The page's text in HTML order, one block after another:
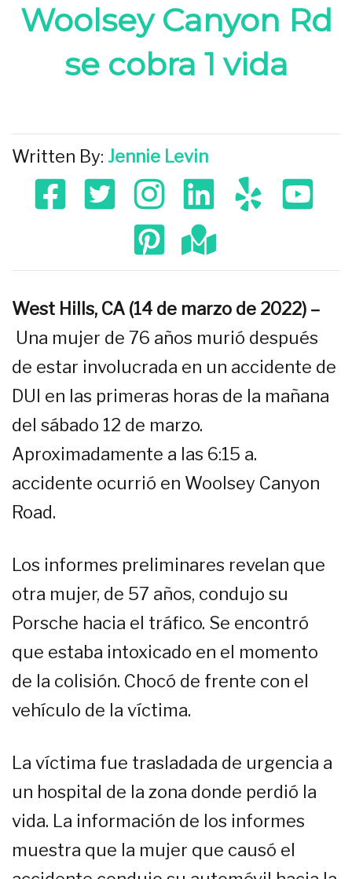
Woolsey Canyon Rd
se cobra 1 vida
Written By: Jennie Levin
West Hills, CA (14 de marzo de 2022) –
Una mujer de 76 años murió después
de estar involucrada en un accidente de
DUI en las primeras horas de la mañana
del sábado 12 de marzo.
Aproximadamente a las 6:15 a.
accidente ocurrió en Woolsey Canyon
Road.
Los informes preliminares revelan que
otra mujer, de 57 años, condujo su
Porsche hacia el tráfico. Se encontró
que estaba intoxicado en el momento
de la colisión. Chocó de frente con el
vehículo de la víctima.
La víctima fue trasladada de urgencia a
un hospital de la zona donde perdió la
vida. La información de los informes
muestra que la mujer que causó el